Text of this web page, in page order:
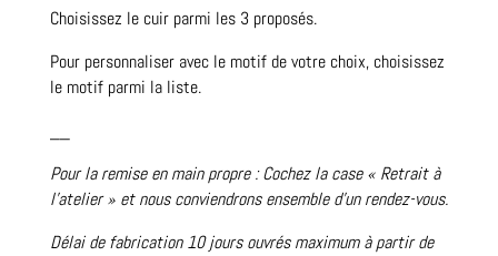
Choisissez le cuir parmi les 3 proposés.
Pour personnaliser avec le motif de votre choix, choisissez
le motif parmi la liste.
Pour la remise en main propre : Cochez la case « Retrait à
l’atelier » et nous conviendrons ensemble d’un rendez-vous.
Délai de fabrication 10 jours ouvrés maximum à partir de